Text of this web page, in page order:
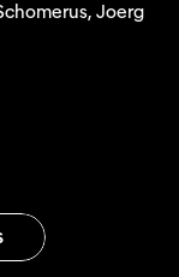
Joerg